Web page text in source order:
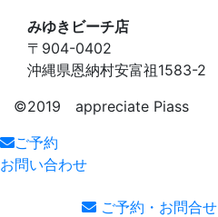
みゆきビーチ店
〒904-0402
沖縄県恩納村安富祖1583-2
©️2019 appreciate Piass
ご予約
お問い合わせ
ご予約・お問合せ